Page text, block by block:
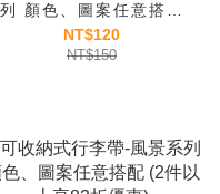
列 顏色、圖案任意搭配
(2件以上享83折優惠)
NT$120
NT$150